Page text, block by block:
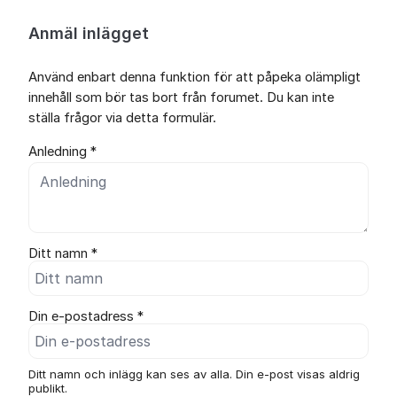
Anmäl inlägget
Använd enbart denna funktion för att påpeka olämpligt
innehåll som bör tas bort från forumet. Du kan inte
ställa frågor via detta formulär.
Anledning *
Ditt namn *
Din e-postadress *
Ditt namn och inlägg kan ses av alla. Din e-post visas aldrig
publikt.